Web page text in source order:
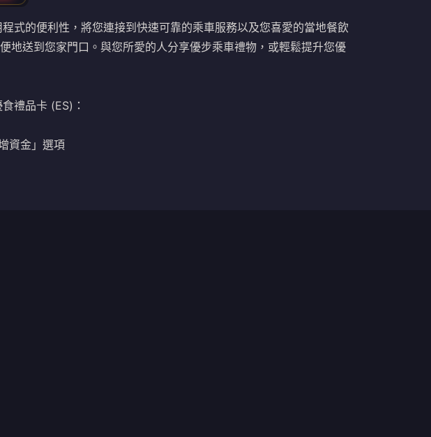
式的便利性，將您連接到快速可靠的乘車服務以及您喜愛的當地餐飲
地送到您家門口。與您所愛的人分享優步乘車禮物，或輕鬆提升您優
禮品卡 (ES)：
資金」選項